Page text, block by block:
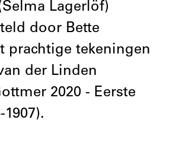
Lagerlöf)
door Bette
prachtige tekeningen
der Linden
2020 - Eerste